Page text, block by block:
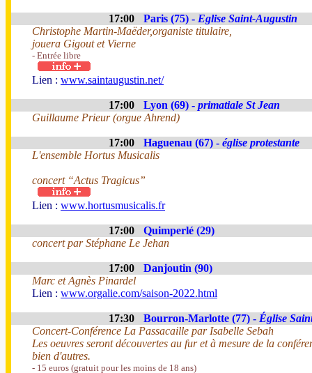
17:00 Paris (75) - Eglise Saint-Augustin
Christophe Martin-Maëder,organiste titulaire,
jouera Gigout et Vierne
- Entrée libre
Lien : www.saintaugustin.net/
17:00 Lyon (69) - primatiale St Jean
Guillaume Prieur (orgue Ahrend)
17:00 Haguenau (67) - église protestante
L'ensemble Hortus Musicalis
concert “Actus Tragicus”
Lien : www.hortusmusicalis.fr
17:00
Quimperlé (29)
concert par Stéphane Le Jehan
17:00
Danjoutin (90)
Marc et Agnès Pinardel
Lien : www.orgalie.com/saison-2022.html
17:30 Bourron-Marlotte (77) - Église
Concert-Conférence La Passacaille par Isabelle Sebah
Les oeuvres seront découvertes au fur et à mesure de la
bien d'autres.
- 15 euros (gratuit pour les moins de 18 ans)